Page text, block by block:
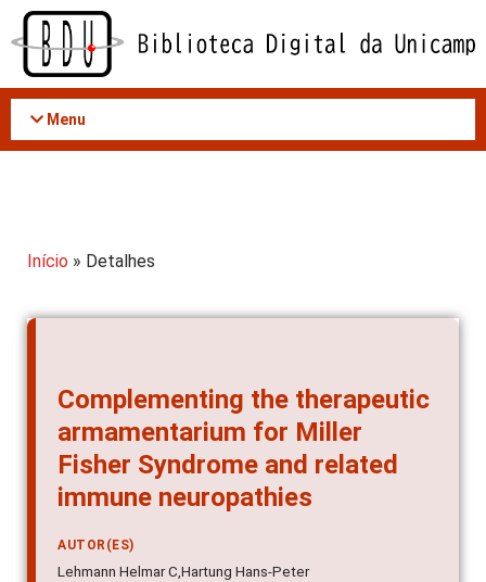
Acessar
conteúdo
Menu
Início » Detalhes
Complementing the therapeutic
armamentarium for Miller
Fisher Syndrome and related
immune neuropathies
AUTOR(ES)
Lehmann Helmar C,Hartung Hans-Peter